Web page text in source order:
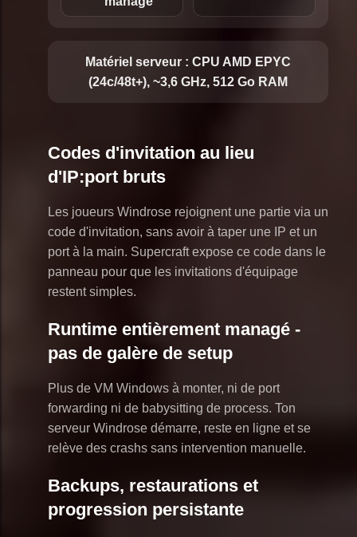
Matériel serveur : CPU AMD EPYC
(24c/48t+), ~3,6 GHz, 512 Go RAM
Codes d'invitation au lieu
d'IP:port bruts
Les joueurs Windrose rejoignent une partie via un
code d'invitation, sans avoir à taper une IP et un
port à la main. Supercraft expose ce code dans le
panneau pour que les invitations d'équipage
restent simples.
Runtime entièrement managé -
pas de galère de setup
Plus de VM Windows à monter, ni de port
forwarding ni de babysitting de process. Ton
serveur Windrose démarre, reste en ligne et se
relève des crashs sans intervention manuelle.
Backups, restaurations et
progression persistante